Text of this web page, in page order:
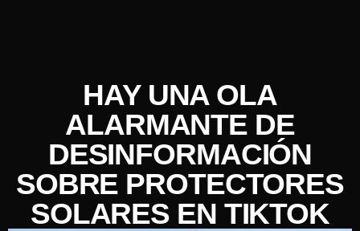
HAY UNA OLA
ALARMANTE DE
DESINFORMACIÓN
SOBRE PROTECTORES
SOLARES EN TIKTOK